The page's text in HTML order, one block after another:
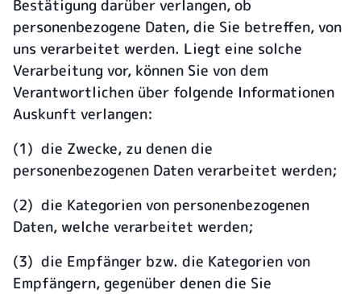
Bestätigung darüber verlangen, ob
personenbezogene Daten, die Sie betreffen, von
uns verarbeitet werden. Liegt eine solche
Verarbeitung vor, können Sie von dem
Verantwortlichen über folgende Informationen
Auskunft verlangen:
(1) die Zwecke, zu denen die
personenbezogenen Daten verarbeitet werden;
(2) die Kategorien von personenbezogenen
Daten, welche verarbeitet werden;
(3) die Empfänger bzw. die Kategorien von
Empfängern, gegenüber denen die Sie